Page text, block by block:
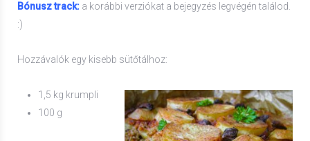
Bónusz track: a korábbi verziókat a bejegyzés legvégén találod.
:)
Hozzávalók egy kisebb sütőtálhoz:
1,5 kg krumpli
100 g